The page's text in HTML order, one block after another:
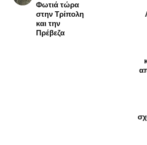
Φωτιά τώρα
στην Τρίπολη
και την
Πρέβεζα